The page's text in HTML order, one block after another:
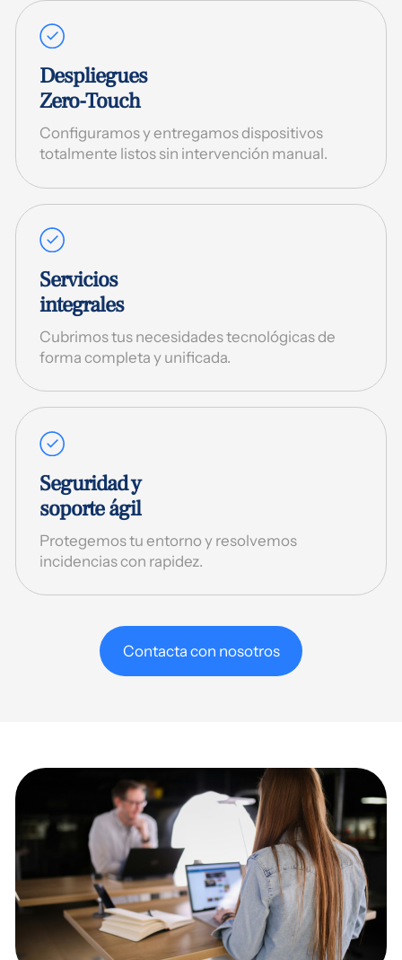
Despliegues
Zero-Touch
Configuramos y entregamos dispositivos
totalmente listos sin intervención manual.
Servicios
integrales
Cubrimos tus necesidades tecnológicas de
forma completa y unificada.
Seguridad y
soporte ágil
Protegemos tu entorno y resolvemos
incidencias con rapidez.
Contacta con nosotros